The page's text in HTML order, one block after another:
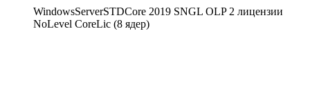
WindowsServerSTDCore 2019 SNGL OLP 2 лицензии
NoLevel CoreLic (8 ядер)